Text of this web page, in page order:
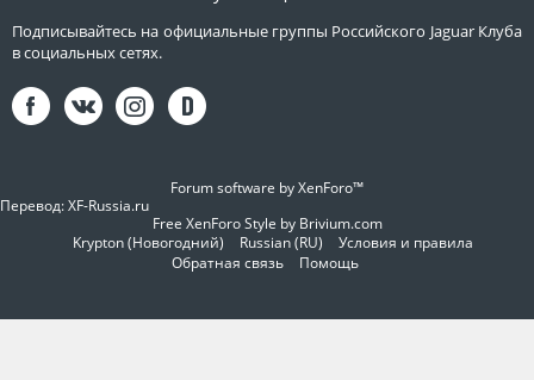
Подписывайтесь на официальные группы Российского Jaguar Клуба
в социальных сетях.
Forum software by XenForo™
Перевод:XF-Russia.ru
Free XenForo Style by Brivium.com
Krypton (Новогодний)
Russian (RU)
Условия и правила
Обратная связь
Помощь